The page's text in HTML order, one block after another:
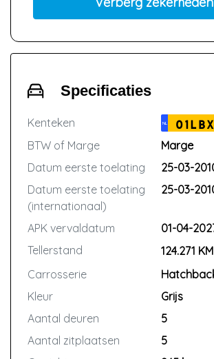
Specificaties
Kenteken NL
BTW of Marge
Marge
Datum eerste toelating
25-03-
Datum eerste toelating
(internationaal)
25-03-
APK vervaldatum
01-04-
Tellerstand
124.271 KM
Carrosserie
Kleur
Grijs
Aantal deuren
5
Aantal zitplaatsen
5